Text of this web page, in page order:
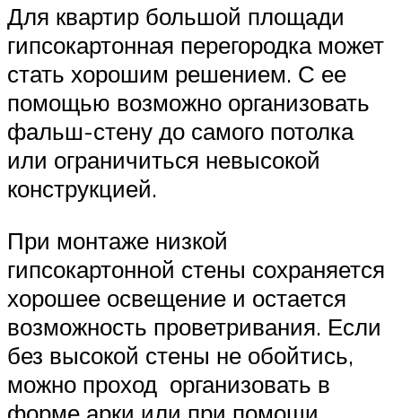
Для квартир большой площади
гипсокартонная перегородка может
стать хорошим решением. С ее
помощью возможно организовать
фальш-стену до самого потолка
или ограничиться невысокой
конструкцией.
При монтаже низкой
гипсокартонной стены сохраняется
хорошее освещение и остается
возможность проветривания. Если
без высокой стены не обойтись,
можно проход организовать в
форме арки или при помощи